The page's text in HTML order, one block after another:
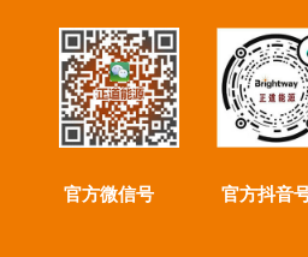
官方微信号 官方抖音